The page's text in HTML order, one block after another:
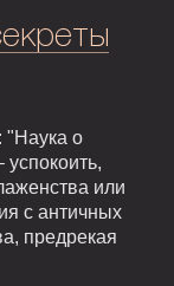
"Наука о
успокоить,
или
с античных
предрекая